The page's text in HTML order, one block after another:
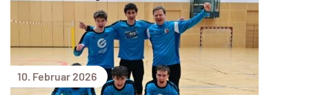
10. Februar 2026